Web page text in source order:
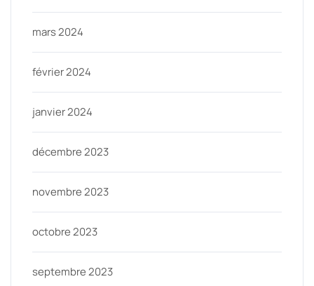
mars 2024
février 2024
janvier 2024
décembre 2023
novembre 2023
octobre 2023
septembre 2023